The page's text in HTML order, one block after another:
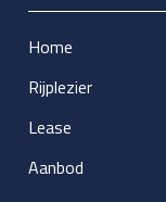
Home
Rijplezier
Lease
Aanbod